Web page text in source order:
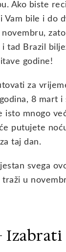
Ako biste
Vam bile i do
tad Brazil
godine!
za
8 mart i
isto mnogo
putujete
taj dan.
svega
u